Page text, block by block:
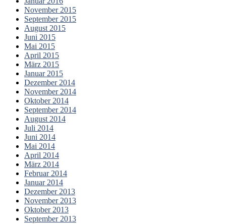
November 2015
September 2015
August 2015
Juni 2015
Mai 2015
April 2015
März 2015
Januar 2015
Dezember 2014
November 2014
Oktober 2014
September 2014
August 2014
Juli 2014
Juni 2014
Mai 2014
April 2014
März 2014
Februar 2014
Januar 2014
Dezember 2013
November 2013
Oktober 2013
September 2013